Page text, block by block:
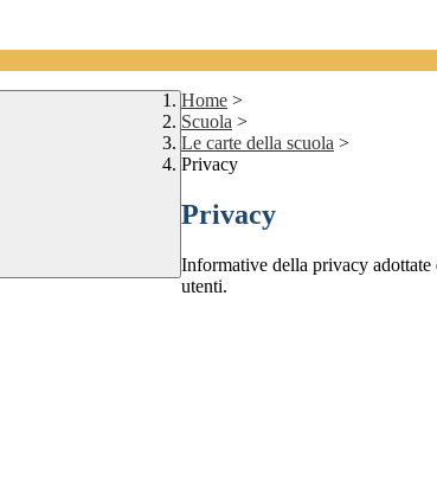
Home >
Scuola >
Le carte della scuola >
Privacy
Privacy
Informative della privacy
utenti.